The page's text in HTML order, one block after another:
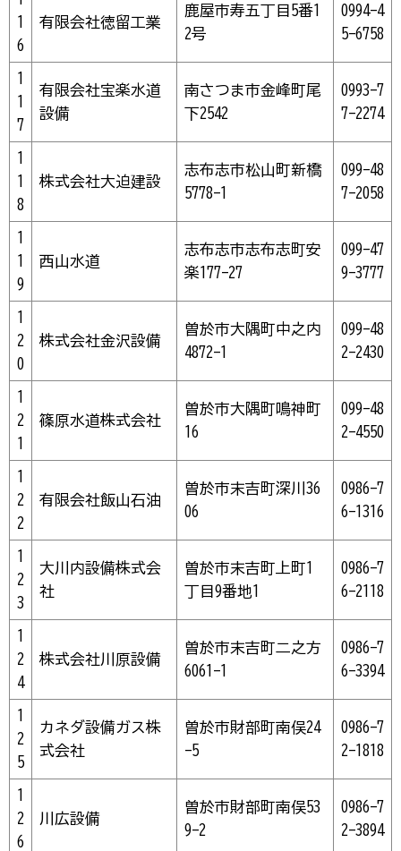
1
6
有限会社徳留工業
鹿屋市寿五丁目5番1
2号
0994-4
5-6758
1
1
7
有限会社宝楽水道
設備
南さつま市金峰町尾
下2542
0993-7
7-2274
1
1
8
株式会社大迫建設
志布志市松山町新橋
5778-1
099-48
7-2058
1
1
9
西山水道
志布志市志布志町安
楽177-27
099-47
9-3777
1
2
0
株式会社金沢設備
曽於市大隅町中之内
4872-1
099-48
2-2430
1
2
1
篠原水道株式会社
曽於市大隅町鳴神町
16
099-48
2-4550
1
2
2
有限会社飯山石油
曽於市末吉町深川36
06
0986-7
6-1316
1
2
3
大川内設備株式会
社
曽於市末吉町上町1
丁目9番地1
0986-7
6-2118
1
2
4
株式会社川原設備
曽於市末吉町二之方
6061-1
0986-7
6-3394
1
2
5
カネダ設備ガス株
式会社
曽於市財部町南俣24
-5
0986-7
2-1818
1
2
6
川広設備
曽於市財部町南俣53
9-2
0986-7
2-3894